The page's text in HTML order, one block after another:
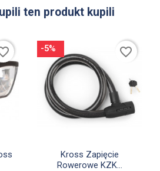
ten produkt kupili
Szybki podgląd
Kross Zapięcie
Rowerowe KZK...
-5% favorite_border